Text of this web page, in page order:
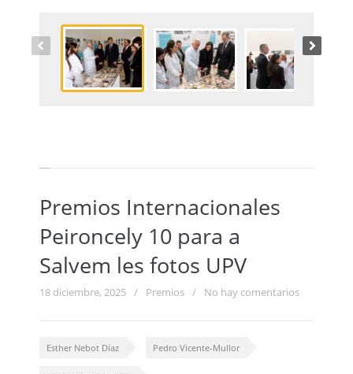
Premios Internacionales
Peironcely 10 para a
Salvem les fotos UPV
18 diciembre, 2025 / Premios / No hay comentarios
Esther Nebot Díaz Pedro Vicente-Mullor